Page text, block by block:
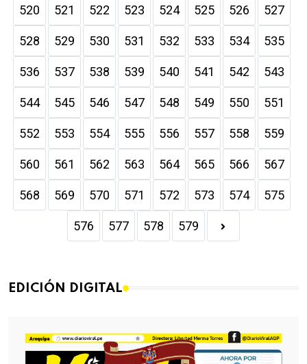
520 521 522 523 524 525 526 527
528 529 530 531 532 533 534 535
536 537 538 539 540 541 542 543
544 545 546 547 548 549 550 551
552 553 554 555 556 557 558 559
560 561 562 563 564 565 566 567
568 569 570 571 572 573 574 575
576 577 578 579
EDICIÓN DIGITAL